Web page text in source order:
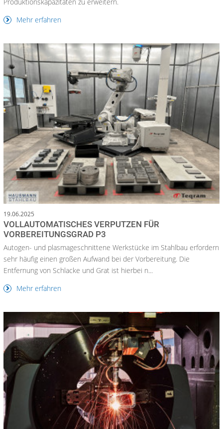
Mehr erfahren
19.06.2025
VOLLAUTOMATISCHES VERPUTZEN FÜR
VORBEREITUNGSGRAD P3
Autogen- und plasmageschnittene Werkstücke im Stahlbau erfordern
sehr häufig einen großen Aufwand bei der Vorbereitung. Die
Entfernung von Schlacke und Grat ist hierbei n...
Mehr erfahren